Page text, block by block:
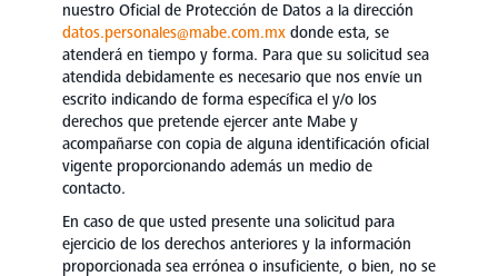
nuestro Oficial de Protección de Datos a la dirección
datos.personales@mabe.com.mx donde esta, se
atenderá en tiempo y forma. Para que su solicitud sea
atendida debidamente es necesario que nos envíe un
escrito indicando de forma específica el y/o los
derechos que pretende ejercer ante Mabe y
acompañarse con copia de alguna identificación oficial
vigente proporcionando además un medio de
contacto.
En caso de que usted presente una solicitud para
ejercicio de los derechos anteriores y la información
proporcionada sea errónea o insuficiente, o bien, no se